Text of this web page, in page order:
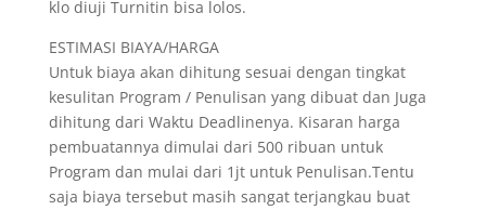
klo diuji Turnitin bisa lolos.
ESTIMASI BIAYA/HARGA
Untuk biaya akan dihitung sesuai dengan tingkat
kesulitan Program / Penulisan yang dibuat dan Juga
dihitung dari Waktu Deadlinenya. Kisaran harga
pembuatannya dimulai dari 500 ribuan untuk
Program dan mulai dari 1jt untuk Penulisan.Tentu
saja biaya tersebut masih sangat terjangkau buat